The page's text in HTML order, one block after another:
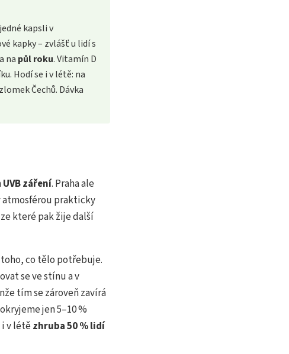
kapsli v
kapky – zvlášť u lidí s
na půl roku. Vitamín D
Hodí se i v létě: na
Čechů. Dávka
UVB záření. Praha ale
atmosférou prakticky
které pak žije další
co tělo potřebuje.
se ve stínu a v
tím se zároveň zavírá
jen 5–10 %
v létězhruba 50 % lidí